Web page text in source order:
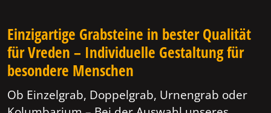
Einzigartige Grabsteine in bester Qualität
für Vreden – Individuelle Gestaltung für
besondere Menschen
Ob Einzelgrab, Doppelgrab, Urnengrab oder